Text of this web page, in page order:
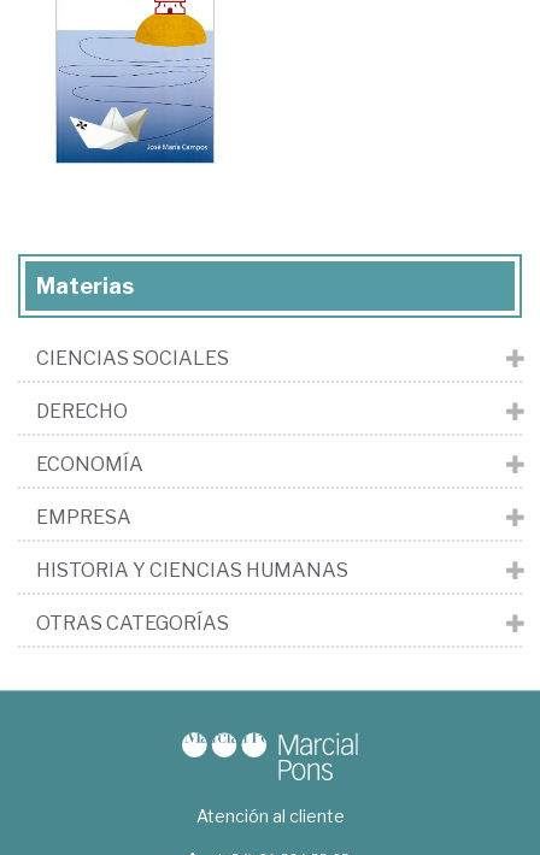
Materias
CIENCIAS SOCIALES
DERECHO
ECONOMÍA
EMPRESA
HISTORIA Y CIENCIAS HUMANAS
OTRAS CATEGORÍAS
Atención al cliente